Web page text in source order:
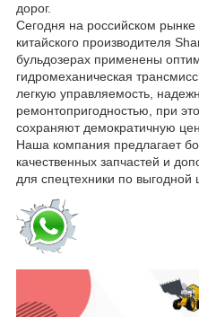
дорог.
Сегодня на российском
китайского производителя
бульдозерах применены
гидромеханическая
легкую управляемость,
ремонтопригодностью, при
сохраняют демократичную
Наша компания предлагает
качественных запчастей и
для спецтехники по выгодной